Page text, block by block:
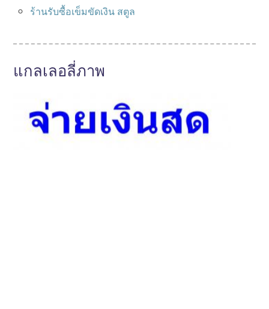
ร้านรับซื้อเข็มขัดเงิน สตูล
แกลเลอลี่ภาพ